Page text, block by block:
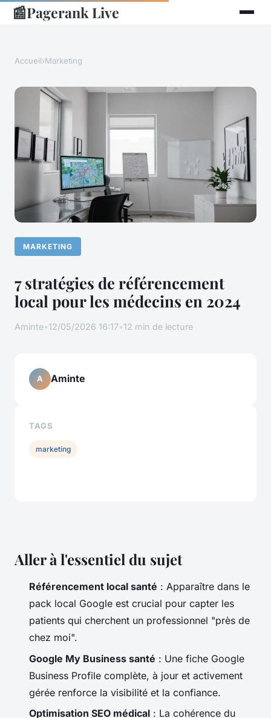
📰Pagerank Live
Accueil›Marketing
MARKETING
7 stratégies de référencement
local pour les médecins en 2024
Aminte•12/05/2026 16:17•12 min de lecture
Aller à l'essentiel du sujet
Référencement local santé : Apparaître dans le
pack local Google est crucial pour capter les
patients qui cherchent un professionnel "près de
chez moi".
Google My Business santé : Une fiche Google
Business Profile complète, à jour et activement
gérée renforce la visibilité et la confiance.
Optimisation SEO médical : La cohérence du
A Aminte
TAGS
marketing